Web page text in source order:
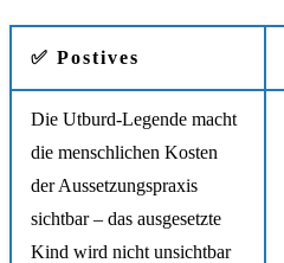
✅ Postives
Die Utburd-Legende macht
die menschlichen Kosten
der Aussetzungspraxis
sichtbar – das ausgesetzte
Kind wird nicht unsichtbar